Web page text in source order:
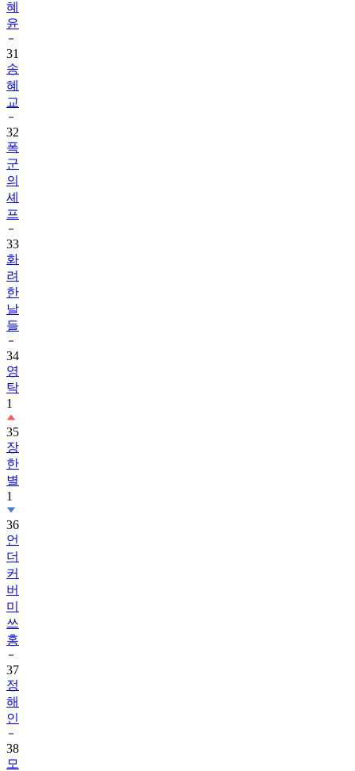
혜
윤
31
송
혜
교
32
폭
군
의
셰
프
33
화
려
한
날
들
34
영
탁
1
35
장
한
별
1
36
언
더
커
버
미
쓰
홍
37
정
해
인
38
모